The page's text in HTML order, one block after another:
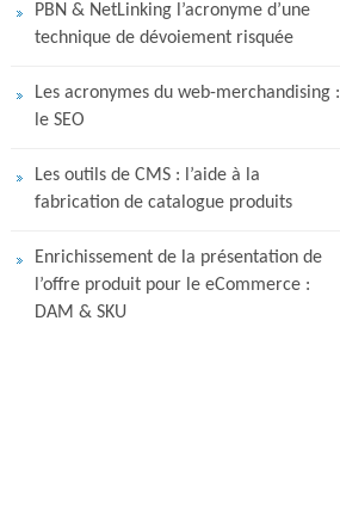
PBN & NetLinking l’acronyme d’une
technique de dévoiement risquée
Les acronymes du web-merchandising :
le SEO
Les outils de CMS : l’aide à la
fabrication de catalogue produits
Enrichissement de la présentation de
l’offre produit pour le eCommerce :
DAM & SKU